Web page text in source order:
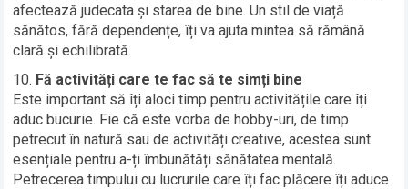
afectează judecata și starea de bine. Un stil de viață
sănătos, fără dependențe, îți va ajuta mintea să rămână
clară și echilibrată.
Fă activități care te fac să te simți bine
Este important să îți aloci timp pentru activitățile care îți
aduc bucurie. Fie că este vorba de hobby-uri, de timp
petrecut în natură sau de activități creative, acestea sunt
esențiale pentru a-ți îmbunătăți sănătatea mentală.
Petrecerea timpului cu lucrurile care îți fac plăcere îți aduce